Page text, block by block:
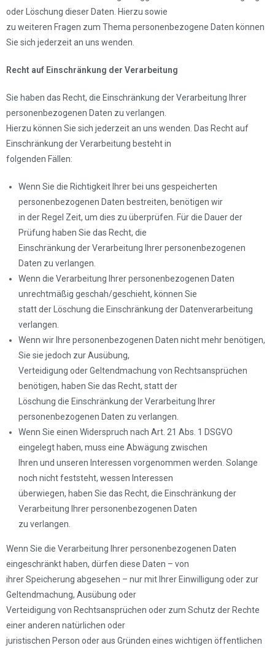
oder Löschung dieser Daten. Hierzu sowie
zu weiteren Fragen zum Thema personenbezogene Daten können
Sie sich jederzeit an uns wenden.
Recht auf Einschränkung der Verarbeitung
Sie haben das Recht, die Einschränkung der Verarbeitung Ihrer
personenbezogenen Daten zu verlangen.
Hierzu können Sie sich jederzeit an uns wenden. Das Recht auf
Einschränkung der Verarbeitung besteht in
folgenden Fällen:
Wenn Sie die Richtigkeit Ihrer bei uns gespeicherten
personenbezogenen Daten bestreiten, benötigen wir
in der Regel Zeit, um dies zu überprüfen. Für die Dauer der
Prüfung haben Sie das Recht, die
Einschränkung der Verarbeitung Ihrer personenbezogenen
Daten zu verlangen.
Wenn die Verarbeitung Ihrer personenbezogenen Daten
unrechtmäßig geschah/geschieht, können Sie
statt der Löschung die Einschränkung der Datenverarbeitung
verlangen.
Wenn wir Ihre personenbezogenen Daten nicht mehr benötigen,
Sie sie jedoch zur Ausübung,
Verteidigung oder Geltendmachung von Rechtsansprüchen
benötigen, haben Sie das Recht, statt der
Löschung die Einschränkung der Verarbeitung Ihrer
personenbezogenen Daten zu verlangen.
Wenn Sie einen Widerspruch nach Art. 21 Abs. 1 DSGVO
eingelegt haben, muss eine Abwägung zwischen
Ihren und unseren Interessen vorgenommen werden. Solange
noch nicht feststeht, wessen Interessen
überwiegen, haben Sie das Recht, die Einschränkung der
Verarbeitung Ihrer personenbezogenen Daten
zu verlangen.
Wenn Sie die Verarbeitung Ihrer personenbezogenen Daten
eingeschränkt haben, dürfen diese Daten – von
ihrer Speicherung abgesehen – nur mit Ihrer Einwilligung oder zur
Geltendmachung, Ausübung oder
Verteidigung von Rechtsansprüchen oder zum Schutz der Rechte
einer anderen natürlichen oder
juristischen Person oder aus Gründen eines wichtigen öffentlichen